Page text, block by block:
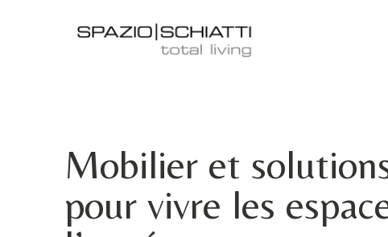
Mobilier et
pour vivre les